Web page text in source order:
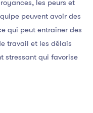
les peurs et
peuvent avoir des
qui peut entraîner des
travail et les délais
stressant qui favorise